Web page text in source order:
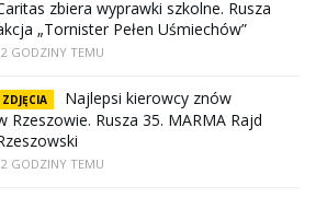
zbiera wyprawki szkolne. Rusza
„Tornister Pełen Uśmiechów”
2 GODZINY TEMU
ZDJĘCIA
Najlepsi kierowcy znów
Rzeszowie. Rusza 35. MARMA Rajd
2 GODZINY TEMU